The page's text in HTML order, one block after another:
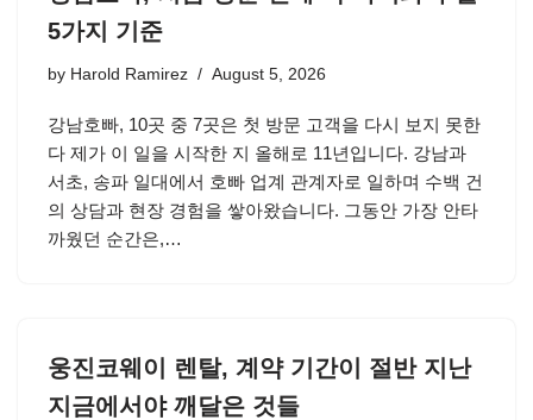
5가지 기준
by Harold Ramirez August 5, 2026
강남호빠, 10곳 중 7곳은 첫 방문 고객을 다시 보지 못한
다 제가 이 일을 시작한 지 올해로 11년입니다. 강남과
서초, 송파 일대에서 호빠 업계 관계자로 일하며 수백 건
의 상담과 현장 경험을 쌓아왔습니다. 그동안 가장 안타
까웠던 순간은,…
웅진코웨이 렌탈, 계약 기간이 절반 지난
지금에서야 깨달은 것들